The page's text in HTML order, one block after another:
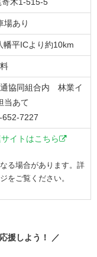
場あり
幡平ICより約10km
通協同組合内 林業イ
当あて
652-7227
イトはこちら
る場合があります。詳
をご覧ください。
援しよう！ ／